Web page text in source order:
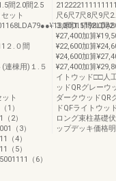
間2.0間2.5
ット
２.０間
(連棟用)１.５
ト
1）
2）
（3）
（4）
（5）
（6）
尺6尺7尺8尺9尺
3.0間1.5間2.0間
¥27,400加算
¥22,600加算
¥24,600加算
¥27,400加算
イトウッド□□人
ッドQRグレーウ
ダークウッドQR
ドQFライトウッ
ロング束柱基礎
ップデッキ価格